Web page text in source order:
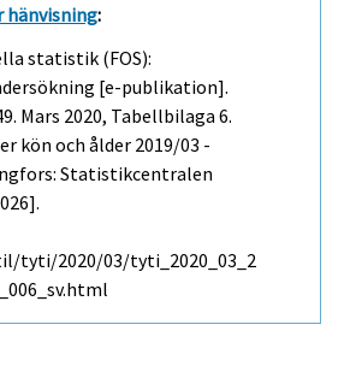
:
statistik (FOS):
[e-publikation].
Mars 2020, Tabellbilaga 6.
kön och ålder 2019/03 -
Statistikcentralen
2020/03/tyti_2020_03_2